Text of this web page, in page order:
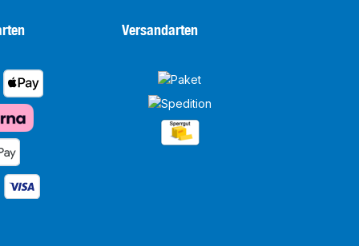
Versandarten